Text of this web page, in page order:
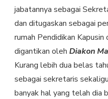
jabatannya sebagai
dan ditugaskan sebagai
rumah Pendidikan Kapusin
digantikan oleh Diakon
Kurang lebih dua belas
sebagai sekretaris
banyak hal yang telah dia